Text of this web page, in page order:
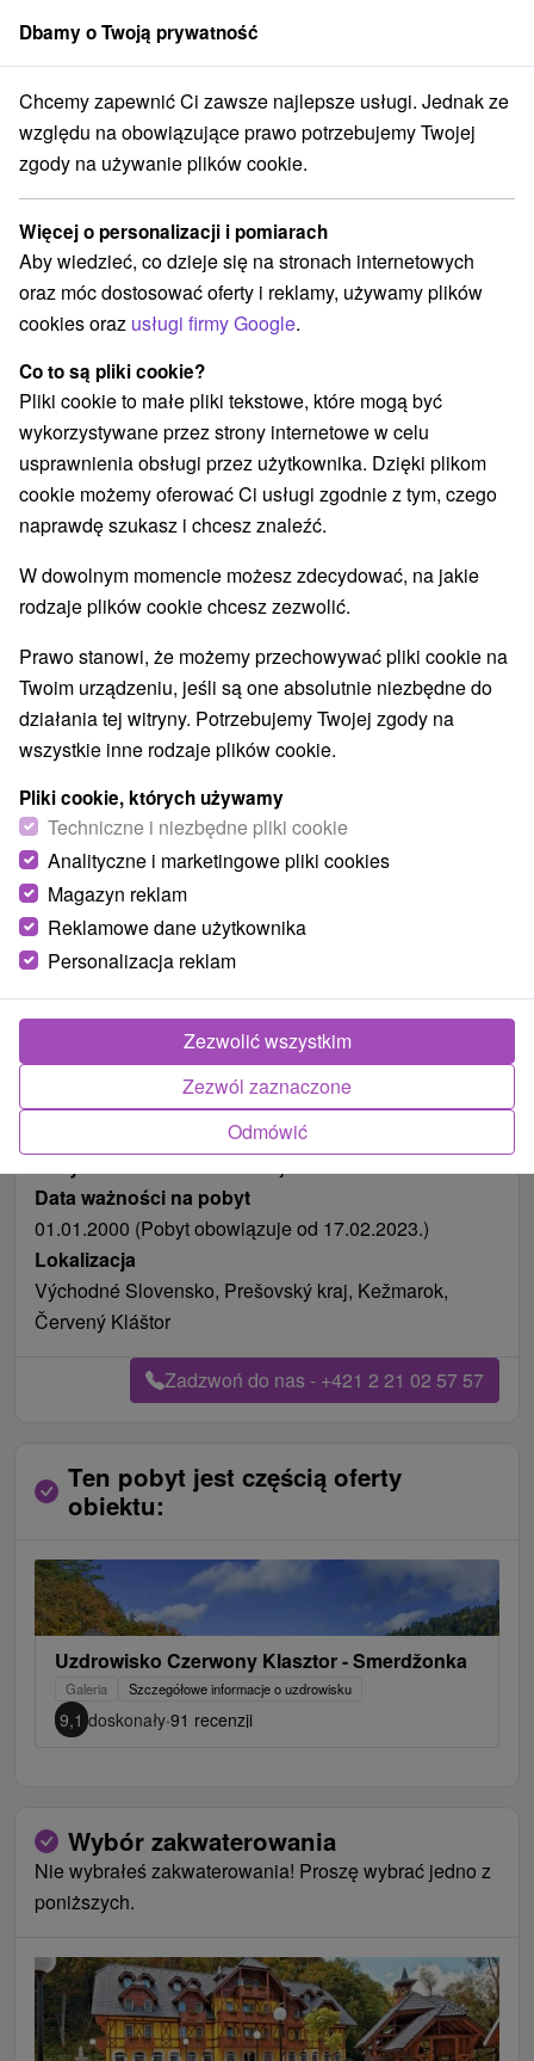
członek grupySorger
Czerwony Klasztor - Smerdžonka Walentynkowy sen w Pieninach
Walentynkowy sen w Pieninach
Dom uzdrowiskowy Dom Zdravia★★★
Uzdrowisko Czerwony Klasztor - Smerdžonka
Červený Kláštor
Przejdź do lokalizacji
9,1 doskonały 91 recenzji
Zdjęcia od klientów+16
Data ważności na pobyt
01.01.2000 (Pobyt obowiązuje od 17.02.2023.)
Lokalizacja
Východné Slovensko, Prešovský kraj, Kežmarok,
Červený Kláštor
Zadzwoń do nas - +421 2 21 02 57 57
Ten pobyt jest częścią oferty
obiektu:
Uzdrowisko Czerwony Klasztor - Smerdžonka
Galeria Szczegółowe informacje o uzdrowisku
9,1 doskonały·91 recenzji
Wybór zakwaterowania
Nie wybrałeś zakwaterowania! Proszę wybrać jedno z
poniższych.
Dbamy o Twoją prywatność
Chcemy zapewnić Ci zawsze najlepsze usługi. Jednak ze
względu na obowiązujące prawo potrzebujemy Twojej
zgody na używanie plików cookie.
Więcej o personalizacji i pomiarach
Aby wiedzieć, co dzieje się na stronach internetowych
oraz móc dostosować oferty i reklamy, używamy plików
cookies oraz usługi firmy Google.
Co to są pliki cookie?
Pliki cookie to małe pliki tekstowe, które mogą być
wykorzystywane przez strony internetowe w celu
usprawnienia obsługi przez użytkownika. Dzięki plikom
cookie możemy oferować Ci usługi zgodnie z tym, czego
naprawdę szukasz i chcesz znaleźć.
W dowolnym momencie możesz zdecydować, na jakie
rodzaje plików cookie chcesz zezwolić.
Prawo stanowi, że możemy przechowywać pliki cookie na
Twoim urządzeniu, jeśli są one absolutnie niezbędne do
działania tej witryny. Potrzebujemy Twojej zgody na
wszystkie inne rodzaje plików cookie.
Pliki cookie, których używamy
Techniczne i niezbędne pliki cookie
Analityczne i marketingowe pliki cookies
Magazyn reklam
Reklamowe dane użytkownika
Personalizacja reklam
Odmówić
Zezwól zaznaczone
Zezwolić wszystkim